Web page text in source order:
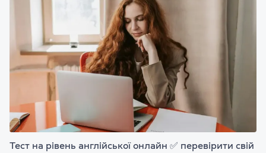
Тест на рівень англійської онлайн ✅ перевірити свій